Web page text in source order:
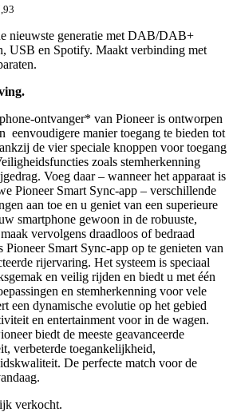
nieuwste generatie met DAB/DAB+
USB en Spotify. Maakt verbinding met
ontvanger* van Pioneer is ontworpen
eenvoudigere manier toegang te bieden tot
de vier speciale knoppen voor toegang
zoals stemherkenning
Voeg daar – wanneer het apparaat is
Pioneer Smart Sync-app – verschillende
aan toe en u geniet van een superieure
smartphone gewoon in de robuuste,
vervolgens draadloos of bedraad
Smart Sync-app op te genieten van
rijervaring. Het systeem is speciaal
en veilig rijden en biedt u met één
en stemherkenning voor vele
een dynamische evolutie op het gebied
en entertainment voor in de wagen.
biedt de meeste geavanceerde
verbeterde toegankelijkheid,
De perfecte match voor de
verkocht.